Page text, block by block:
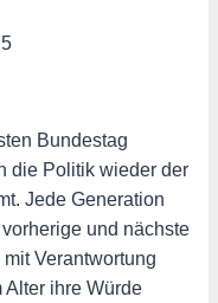
Bundestag
die Politik wieder der
Jede Generation
und nächste
Verantwortung
Alter ihre Würde